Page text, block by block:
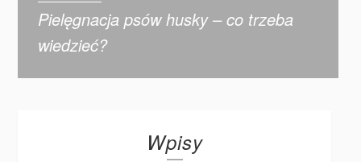
Pielęgnacja psów husky – co trzeba
wiedzieć?
Wpisy